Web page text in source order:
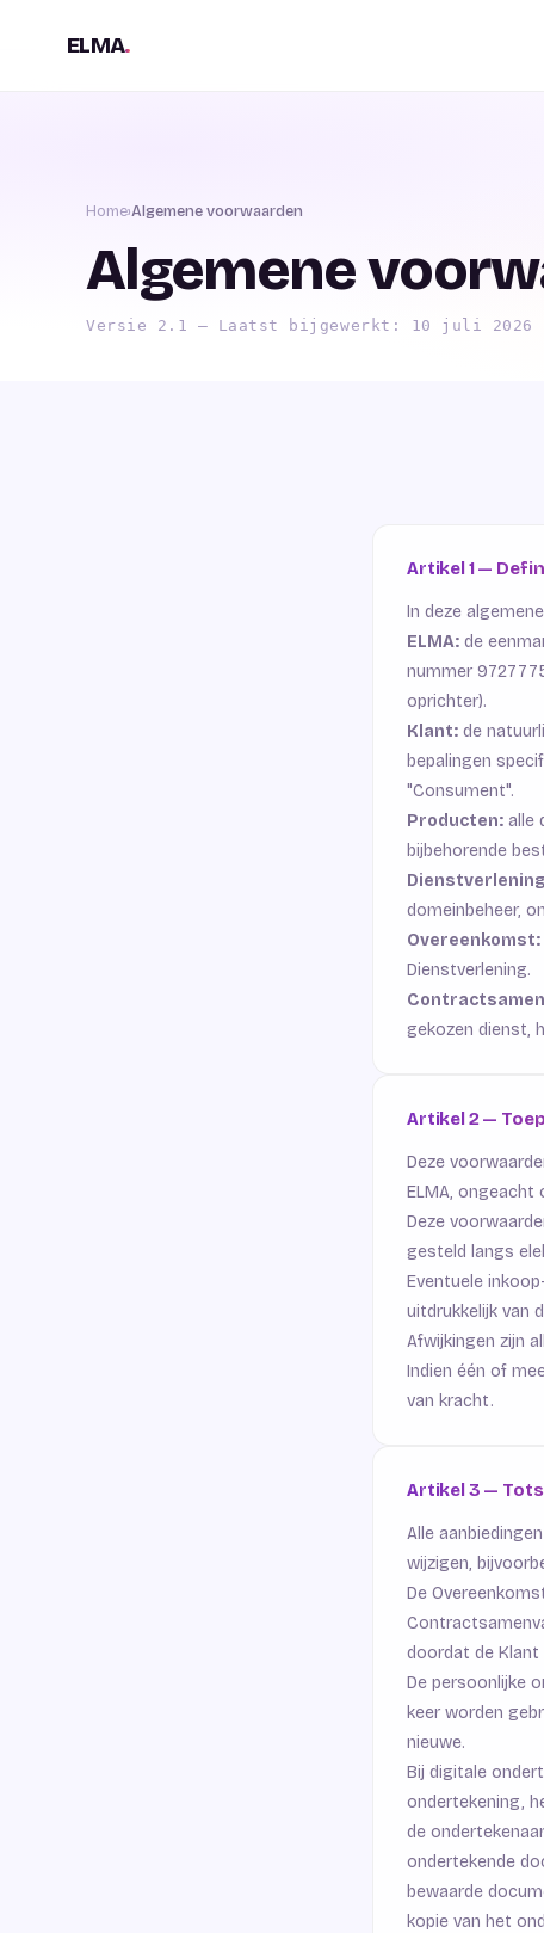
ELMA.
Home›Algemene voorwaarden
Algemene
Versie 2.1 — Laatst bijgewerkt: 10 juli 2026
Artikel 1 —
In deze
ELMA: de
nummer
oprichter).
Klant: de
bepalingen
"Consument".
Producten: alle
bijbehorende
domeinbeheer,
Overeenkomst:
Dienstverlening.
gekozen dienst,
Artikel 2 —
Deze
ELMA, ongeacht
Deze
gesteld langs
Eventuele
uitdrukkelijk van
Afwijkingen zijn
Indien één of
van kracht.
Artikel 3 —
Alle
wijzigen,
De
doordat de
De persoonlijke
keer worden
nieuwe.
Bij digitale
ondertekening,
de
ondertekende
bewaarde
kopie van het